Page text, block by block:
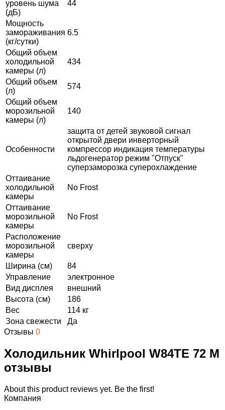
уровень шума
(дБ)
44
Мощность
замораживания
(кг/сутки)
6.5
Общий объем
холодильной
камеры (л)
434
Общий объем
(л)
574
Общий объем
морозильной
камеры (л)
140
Особенности
защита от детей звуковой сигнал
открытой двери инверторный
компрессор индикация температуры
льдогенератор режим "Отпуск"
суперзаморозка суперохлаждение
Оттаивание
холодильной
камеры
No Frost
Оттаивание
морозильной
камеры
No Frost
Расположение
морозильной
камеры
сверху
Ширина (см)
84
Управление
электронное
Вид дисплея
внешний
Высота (см)
186
Вес
114 кг
Зона свежести
Да
Отзывы 0
Холодильник Whirlpool W84TE 72 M
отзывы
About this product reviews yet. Be the first!
Компания